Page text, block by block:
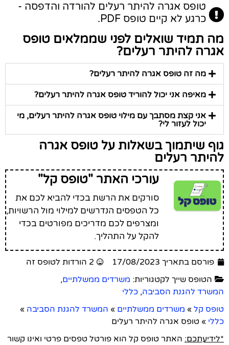
טופס אגרה להיתר רעלים להורדה והדפסה -
כרגע לא קיים טופס PDF.
מה תמיד שואלים לפני שממלאים טופס
אגרה להיתר רעלים?
מה זה טופס אגרה להיתר רעלים?
מאיפה אני יכול להוריד טופס אגרה להיתר רעלים?
אני קצת מסתבך עם מילוי טופס אגרה להיתר רעלים, מי
יכול לעזור לי?
גוף שיתמוך בשאלות על טופס אגרה
להיתר רעלים
עורכי האתר "טופס קל"
סורקים את הרשת בכדי להביא לכם את
כל הטפסים הנדרשים למילוי מול הרשויות,
ומצרפים לכם מדריכים מפורטים בכדי
להקל על התהליך.
פורסם בתאריך 17/08/2023
2 הורדות לטופס זה
הטופס שייך לקטגוריות: משרדים ממשלתיים,
המשרד להגנת הסביבה, כללי
טופס קל » משרדים ממשלתיים » המשרד להגנת הסביבה »
כללי » טופס אגרה להיתר רעלים
*לידיעתכם: האתר טופס קל הוא פורטל טפסים פרטי ואינו קשור